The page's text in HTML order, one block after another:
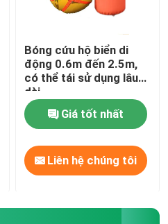
Bóng cứu hộ biển di
động 0.6m đến 2.5m,
có thể tái sử dụng lâu
dài
Giá tốt nhất
Liên hệ chúng tôi